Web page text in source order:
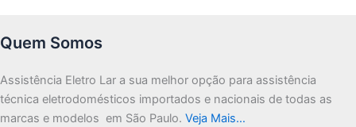
Quem Somos
Assistência Eletro Lar a sua melhor opção para assistência
técnica eletrodomésticos importados e nacionais de todas as
marcas e modelos em São Paulo. Veja Mais…